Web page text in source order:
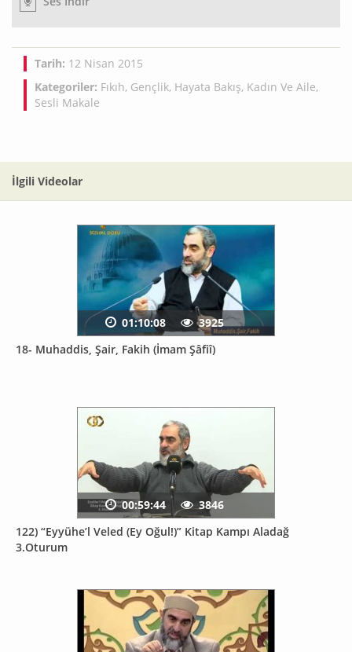
Tarih: 12 Nisan 2015
Kategoriler: Fıkıh, Gençlik, Hayata Bakış, Kadın Ve Aile,
Sesli Makale
İlgili Videolar
18- Muhaddis, Şair, Fakih (İmam Şâfiî)
01:10:08 3925
122) “Eyyühe’l Veled (Ey Oğul!)” Kitap Kampı Aladağ
3.Oturum
00:59:44 3846